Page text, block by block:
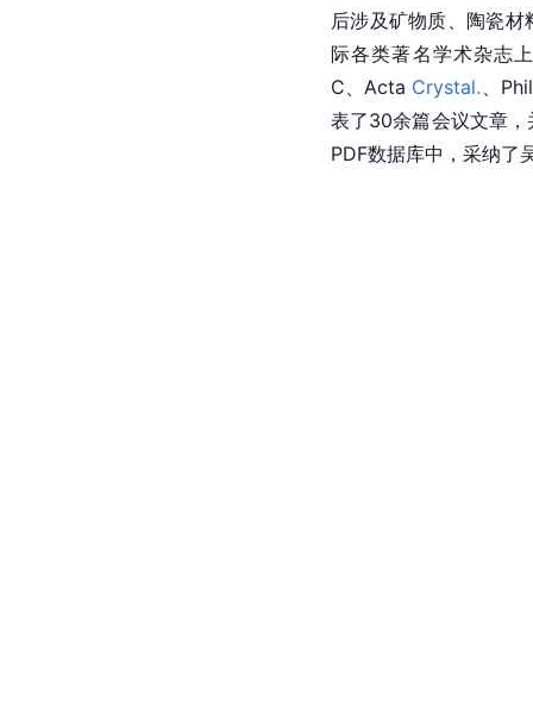
后涉及矿物质、陶瓷
际各类著名学术杂志
C、Acta Crystal. 、
表了30余篇会议文章
PDF数据库中，采纳了